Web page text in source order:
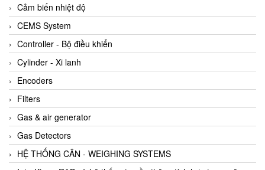
Cảm biến nhiệt độ
CEMS System
Controller - Bộ điều khiển
Cylinder - Xi lanh
Encoders
Filters
Gas & air generator
Gas Detectors
HỆ THỐNG CÂN - WEIGHING SYSTEMS